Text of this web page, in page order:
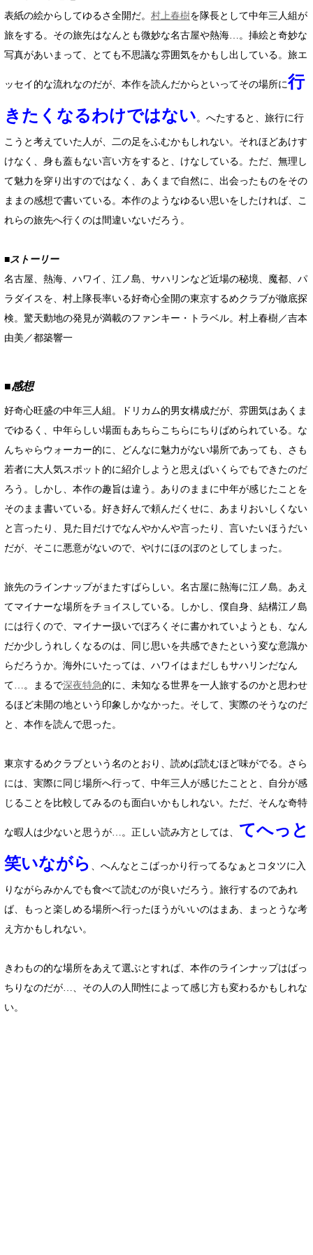
表紙の絵からしてゆるさ全開だ。 村上春樹を隊長として中年三人組が
旅をする。その旅先はなんとも微妙な名古屋や熱海…。挿絵と奇妙な
写真があいまって、とても不思議な雰囲気をかもし出している。旅エ
ッセイ的な流れなのだが、本作を読んだからといってその場所に行
きたくなるわけではない。へたすると、旅行に行
こうと考えていた人が、二の足をふむかもしれない。それほどあけす
けなく、身も蓋もない言い方をすると、けなしている。ただ、無理し
て魅力を穿り出すのではなく、あくまで自然に、出会ったものをその
ままの感想で書いている。本作のようなゆるい思いをしたければ、こ
れらの旅先へ行くのは間違いないだろう。
■ストーリー
名古屋、熱海、ハワイ、江ノ島、サハリンなど近場の秘境、魔都、パ
ラダイスを、村上隊長率いる好奇心全開の東京するめクラブが徹底探
検。驚天動地の発見が満載のファンキー・トラベル。村上春樹／吉本
由美／都築響一
■感想
好奇心旺盛の中年三人組。ドリカム的男女構成だが、雰囲気はあくま
でゆるく、中年らしい場面もあちらこちらにちりばめられている。な
んちゃらウォーカー的に、どんなに魅力がない場所であっても、さも
若者に大人気スポット的に紹介しようと思えばいくらでもできたのだ
ろう。しかし、本作の趣旨は違う。ありのままに中年が感じたことを
そのまま書いている。好き好んで頼んだくせに、あまりおいしくない
と言ったり、見た目だけでなんやかんや言ったり、言いたいほうだい
だが、そこに悪意がないので、やけにほのぼのとしてしまった。
旅先のラインナップがまたすばらしい。名古屋に熱海に江ノ島。あえ
てマイナーな場所をチョイスしている。しかし、僕自身、結構江ノ島
には行くので、マイナー扱いでぼろくそに書かれていようとも、なん
だか少しうれしくなるのは、同じ思いを共感できたという変な意識か
らだろうか。海外にいたっては、ハワイはまだしもサハリンだなん
て…。まるで深夜特急的に、未知なる世界を一人旅するのかと思わせ
るほど未開の地という印象しかなかった。そして、実際のそうなのだ
と、本作を読んで思った。
東京するめクラブという名のとおり、読めば読むほど味がでる。さら
には、実際に同じ場所へ行って、中年三人が感じたことと、自分が感
じることを比較してみるのも面白いかもしれない。ただ、そんな奇特
な暇人は少ないと思うが…。正しい読み方としては、 てへっと
笑いながら 、へんなとこばっかり行ってるなぁとコタツに入
りながらみかんでも食べて読むのが良いだろう。旅行するのであれ
ば、もっと楽しめる場所へ行ったほうがいいのはまあ、まっとうな考
え方かもしれない。
きわもの的な場所をあえて選ぶとすれば、本作のラインナップはばっ
ちりなのだが…、その人の人間性によって感じ方も変わるかもしれな
い。